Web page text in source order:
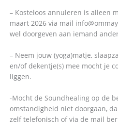
– Kosteloos annuleren is alleen
maart 2026 via mail
wel doorgeven aan iemand
– Neem jouw (yoga)matje,
en/of dekentje(s) mee mocht je
liggen.
-Mocht de Soundhealing op de
omstandigheid niet doorgaan,
zelf telefonisch of via de mail